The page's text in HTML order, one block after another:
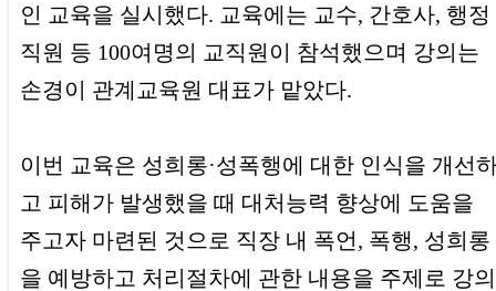
인 교육을 실시했다. 교육에는 교수, 간호사, 행정
직원 등 100여명의 교직원이 참석했으며 강의는
손경이 관계교육원 대표가 맡았다.
이번 교육은 성희롱·성폭행에 대한 인식을 개선
고 피해가 발생했을 때 대처능력 향상에 도움을
주고자 마련된 것으로 직장 내 폭언, 폭행, 성희롱
을 예방하고 처리절차에 관한 내용을 주제로 강의